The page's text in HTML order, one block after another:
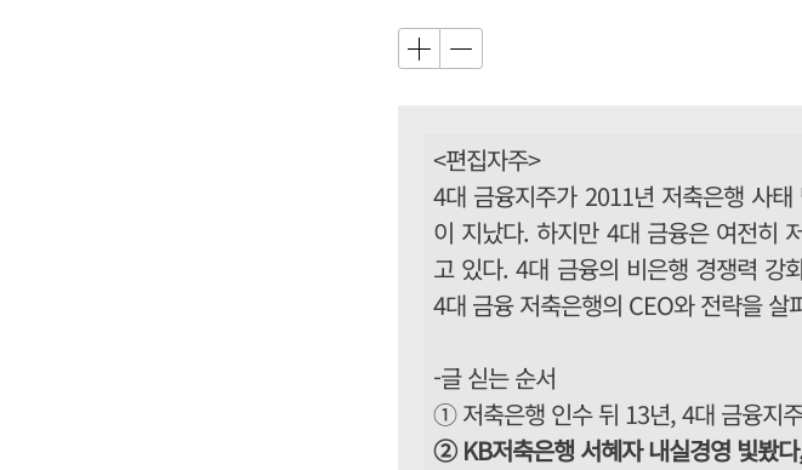
<편집자주>
4대 금융지주가 2011년 저축은행 사
이 지났다. 하지만 4대 금융은 여전히
고 있다. 4대 금융의 비은행 경쟁력 강
4대 금융 저축은행의 CEO와 전략을 살
-글 싣는 순서
① 저축은행 인수 뒤 13년, 4대 금융지
② KB저축은행 서혜자 내실경영 빛봤